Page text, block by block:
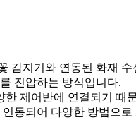
감지기와 연동된 화재
진압하는 방식입니다.
한 제어반에 연결되기 때
동되어 다양한 방법으